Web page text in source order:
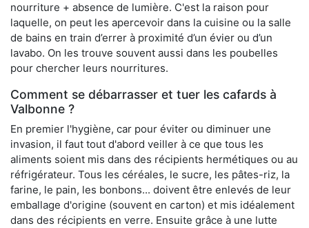
nourriture + absence de lumière. C'est la raison pour
laquelle, on peut les apercevoir dans la cuisine ou la salle
de bains en train d’errer à proximité d’un évier ou d’un
lavabo. On les trouve souvent aussi dans les poubelles
pour chercher leurs nourritures.
Comment se débarrasser et tuer les cafards à
Valbonne ?
En premier l'hygiène, car pour éviter ou diminuer une
invasion, il faut tout d'abord veiller à ce que tous les
aliments soient mis dans des récipients hermétiques ou au
réfrigérateur. Tous les céréales, le sucre, les pâtes-riz, la
farine, le pain, les bonbons... doivent être enlevés de leur
emballage d'origine (souvent en carton) et mis idéalement
dans des récipients en verre. Ensuite grâce à une lutte